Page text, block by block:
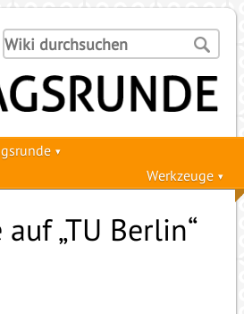
Werkzeuge
„TU Berlin“